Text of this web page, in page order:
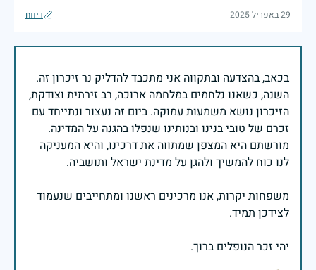
29 באפריל 2025 דיווח
בכאב, בהצדעה ובתקווה אני מתכבד להדליק נר זיכרון זה.
השנה, כשאנו נלחמים במלחמה ארוכה, רב זירתית וצודקת,
הזיכרון נושא משמעות עמוקה. ביום זה נעצור ונתייחד עם
זכרם של טובי בנינו ובנותינו שנפלו בהגנה על המדינה.
מורשתם היא המצפן שמתווה את דרכינו, והיא המעניקה
משפחות יקרות, אנו מרכינים ראשנו ומתחייבים שנעמוד
יהי זכר הנופלים ברוך.